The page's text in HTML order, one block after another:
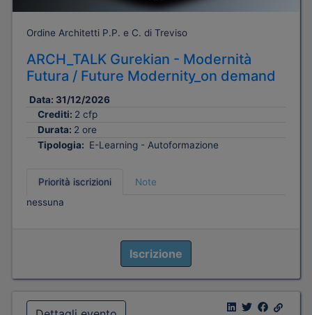
Ordine Architetti P.P. e C. di Treviso
ARCH_TALK Gurekian - Modernità
Futura / Future Modernity_on demand
Data: 31/12/2026
Crediti: 2 cfp
Durata: 2 ore
Tipologia: E-Learning - Autoformazione
Priorità iscrizioni
Note
nessuna
Iscrizione